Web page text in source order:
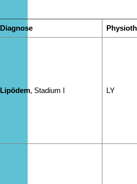
Diagnose
Lipödem, Stadium I LY